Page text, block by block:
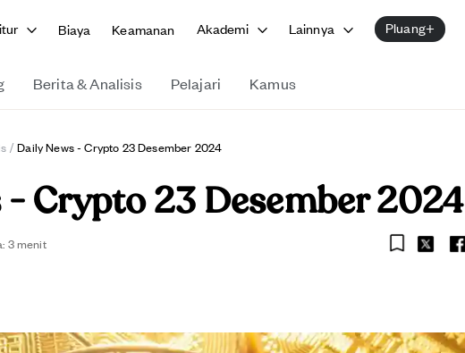
Biaya Keamanan Akademi Lainnya Pluang+
Berita & Analisis Pelajari Kamus
/ Daily News - Crypto 23 Desember 2024
- Crypto 23 Desember 2024
3 menit